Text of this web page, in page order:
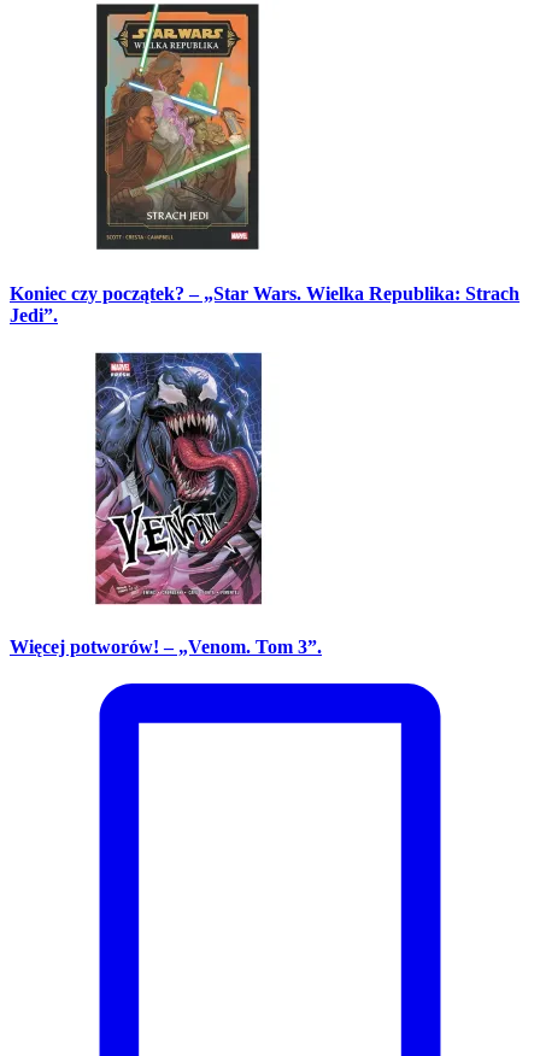
Koniec czy początek? – „Star Wars. Wielka Republika: Strach
Jedi”.
Więcej potworów! – „Venom. Tom 3”.